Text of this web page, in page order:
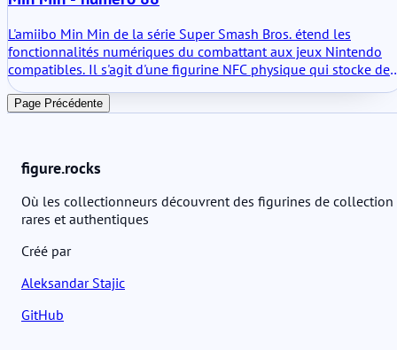
L'amiibo Min Min de la série Super Smash Bros. étend les
fonctionnalités numériques du combattant aux jeux Nintendo
compatibles. Il s'agit d'une figurine NFC physique qui stocke des
données et interagit avec les systèmes logiciels. Concrètement,
elle permet aux joueurs de créer et d'entraîner une figurine de
personnage inscriptibles et évolue au fil des utilisations
répétées.
Page Précédente
figure.rocks
Où les collectionneurs découvrent des figurines de collection
rares et authentiques
Créé par
Aleksandar Stajic
GitHub